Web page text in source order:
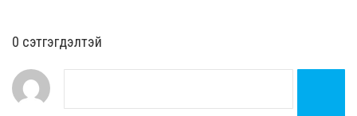
0 cэтгэгдэлтэй